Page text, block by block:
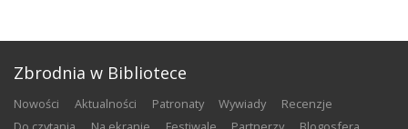
Zbrodnia w Bibliotece
nowości aktualności patronaty wywiady
recenzje